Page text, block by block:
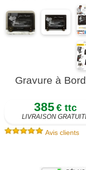
Gravure à
385€ ttc
LIVRAISON
Avis clients